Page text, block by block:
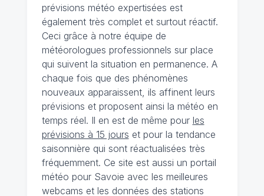
prévisions météo expertisées est
également très complet et surtout réactif.
Ceci grâce à notre équipe de
météorologues professionnels sur place
qui suivent la situation en permanence. A
chaque fois que des phénomènes
nouveaux apparaissent, ils affinent leurs
prévisions et proposent ainsi la météo en
temps réel. Il en est de même pour les
prévisions à 15 jours et pour la tendance
saisonnière qui sont réactualisées très
fréquemment. Ce site est aussi un portail
météo pour Savoie avec les meilleures
webcams et les données des stations